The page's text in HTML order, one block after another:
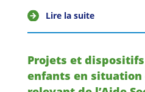
Lire la suite
Projets et
enfants en situation